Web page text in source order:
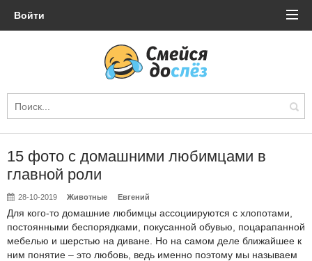
Войти
15 фото с домашними любимцами в
главной роли
28-10-2019 Животные Евгений
Для кого-то домашние любимцы ассоциируются с хлопотами,
постоянными беспорядками, покусанной обувью, поцарапанной
мебелью и шерстью на диване. Но на самом деле ближайшее к
ним понятие – это любовь, ведь именно поэтому мы называем